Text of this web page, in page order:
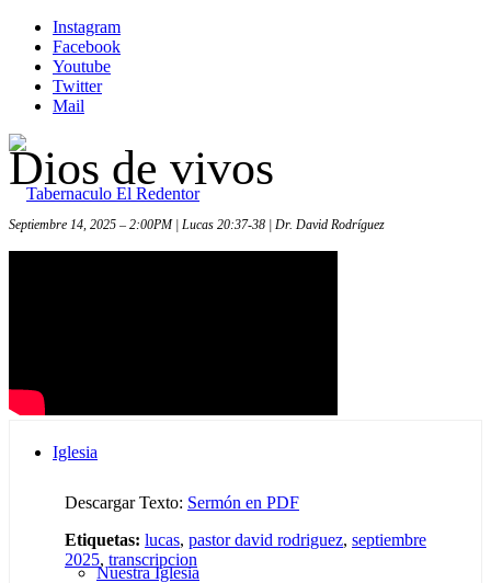
Instagram
Facebook
Youtube
Twitter
Mail
Iglesia
Nuestra Iglesia
Dios de vivos
Septiembre 14, 2025 – 2:00PM | Lucas 20:37-38 | Dr. David Rodríguez
Descargar Texto: Sermón en PDF
Etiquetas: lucas, pastor david rodriguez, septiembre
2025, transcripcion